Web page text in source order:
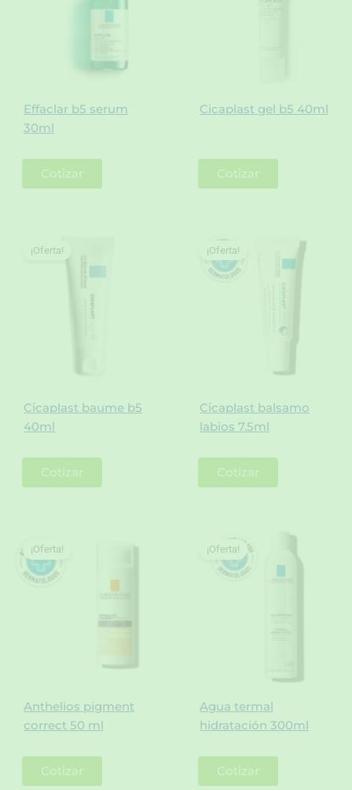
Effaclar b5 serum
30ml
Cotizar
Cicaplast gel b5 40ml
Cotizar
Cicaplast baume b5
40ml
¡Oferta!
Cotizar
Cicaplast balsamo
labios 7.5ml
¡Oferta!
Cotizar
Anthelios pigment
correct 50 ml
¡Oferta!
Cotizar
Agua termal
hidratación 300ml
¡Oferta!
Cotizar